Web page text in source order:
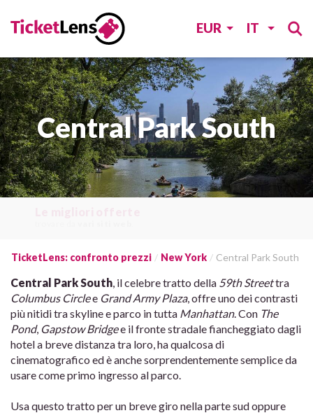
EUR IT
Central Park South
TicketLens: confronto prezzi New York Central Park South
Central Park South , il celebre tratto della 59th Streettra
Columbus Circlee Grand Army Plaza, offre uno dei contrasti
più nitidi tra skyline e parco in tutta Manhattan. Con The
Pond, Gapstow Bridgee il fronte stradale fiancheggiato dagli
hotel a breve distanza tra loro, ha qualcosa di
cinematografico ed è anche sorprendentemente semplice da
usare come primo ingresso al parco.
Usa questo tratto per un breve giro nella parte sud oppure